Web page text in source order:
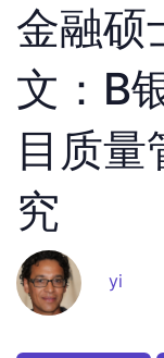
金融硕
文：B
目质量
究
yi